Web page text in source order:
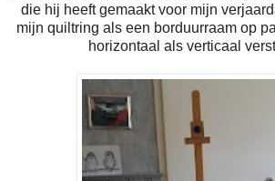
die hij heeft gemaakt voor mijn
mijn quiltring als een borduurraam op
horizontaal als verticaal